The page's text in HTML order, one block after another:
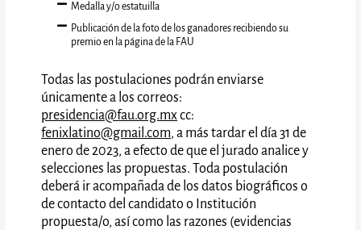
Medalla y/o estatuilla
Publicación de la foto de los ganadores recibiendo su
premio en la página de la FAU
Todas las postulaciones podrán enviarse
únicamente a los correos:
presidencia@fau.org.mxcc:
fenixlatino@gmail.com, a más tardar el día 31 de
enero de 2023, a efecto de que el jurado analice y
selecciones las propuestas. Toda postulación
deberá ir acompañada de los datos biográficos o
de contacto del candidato o Institución
propuesta/o, así como las razones (evidencias